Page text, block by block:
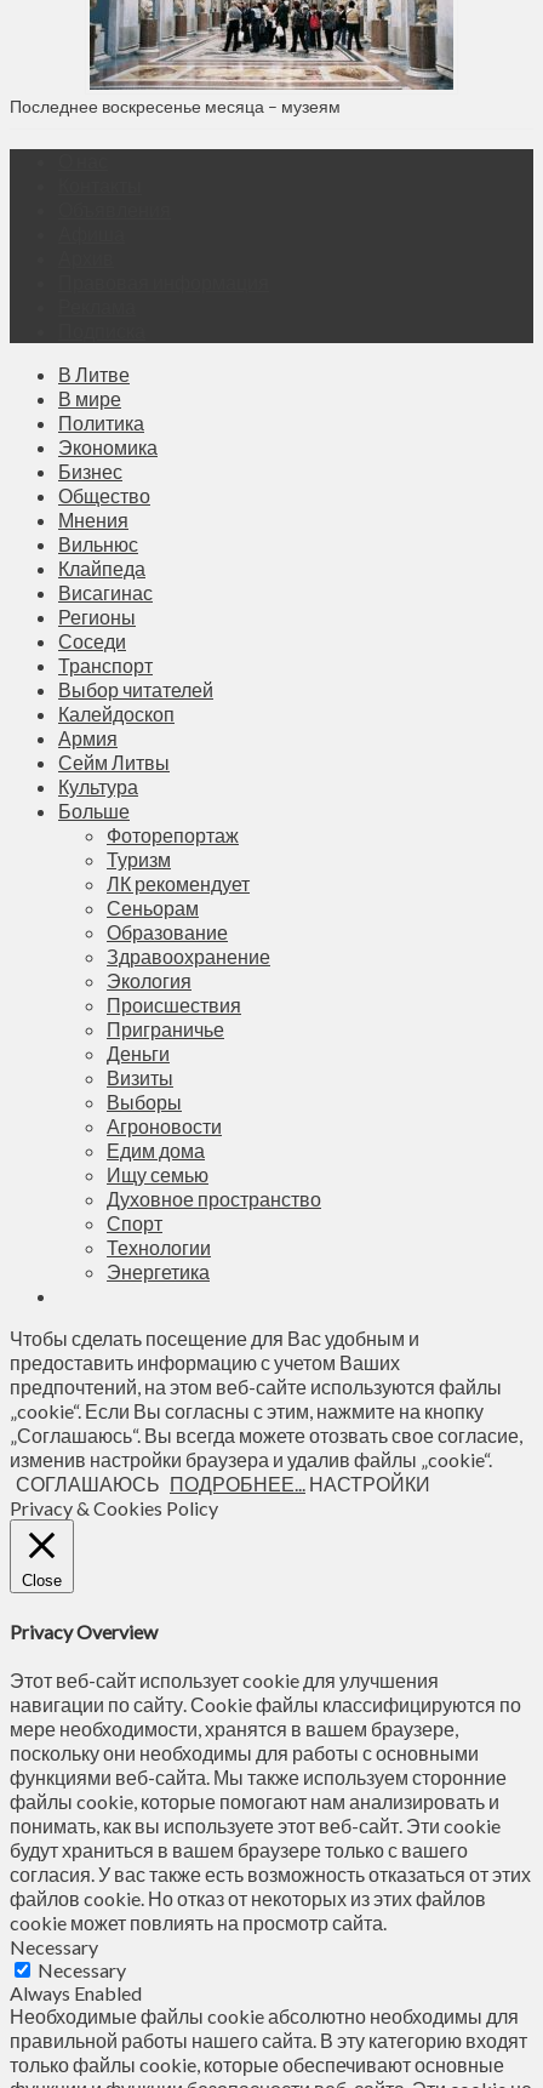
Последнее воскресенье месяца – музеям
В Литве
В мире
Политика
Экономика
Бизнес
Общество
Мнения
Вильнюс
Клайпеда
Висагинас
Регионы
Соседи
Транспорт
Выбор читателей
Калейдоскоп
Армия
Сейм Литвы
Культура
Больше
Фоторепортаж
Туризм
ЛК рекомендует
Сеньорам
Образование
Здравоохранение
Экология
Происшествия
Приграничье
Деньги
Визиты
Выборы
Агроновости
Едим дома
Ищу семью
Духовное пространство
Спорт
Технологии
Энергетика
Чтобы сделать посещение для Вас удобным и
предоставить информацию с учетом Ваших
предпочтений, на этом веб-сайте используются файлы
„cookie“. Если Вы согласны с этим, нажмите на кнопку
„Соглашаюсь“. Вы всегда можете отозвать свое согласие,
изменив настройки браузера и удалив файлы „cookie“.
СОГЛАШАЮСЬ ПОДРОБНЕЕ... НАСТРОЙКИ
Privacy & Cookies Policy
Close
Privacy Overview
Этот веб-сайт использует cookie для улучшения
навигации по сайту. Сookie файлы классифицируются по
мере необходимости, хранятся в вашем браузере,
поскольку они необходимы для работы с основными
функциями веб-сайта. Мы также используем сторонние
файлы cookie, которые помогают нам анализировать и
понимать, как вы используете этот веб-сайт. Эти cookie
будут храниться в вашем браузере только с вашего
согласия. У вас также есть возможность отказаться от этих
файлов cookie. Но отказ от некоторых из этих файлов
cookie может повлиять на просмотр сайта.
Necessary
Necessary
Always Enabled
Необходимые файлы cookie абсолютно необходимы для
правильной работы нашего сайта. В эту категорию входят
только файлы cookie, которые обеспечивают основные